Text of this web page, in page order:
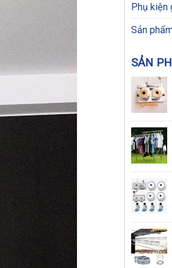
Phụ kiện
Sản
SẢN